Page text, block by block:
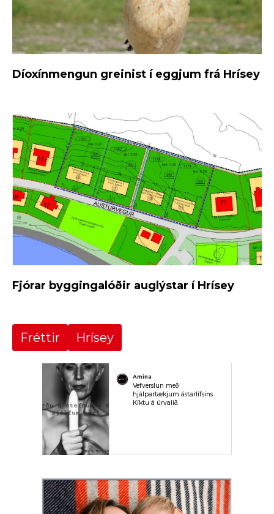
Díoxínmengun greinist í eggjum frá Hrísey
Fjórar byggingalóðir auglýstar í Hrísey
Fréttir Hrísey